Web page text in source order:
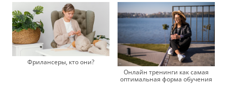
Фрилансеры, кто они?
Онлайн тренинги как самая
оптимальная форма обучения